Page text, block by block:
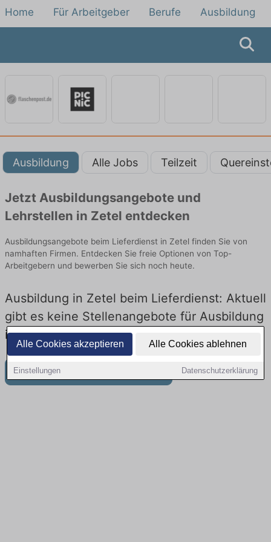
Alle Cookies akzeptieren Alle Cookies ablehnen
Einstellungen Datenschutzerklärung
Home Für Arbeitgeber Berufe Ausbildung
Ausbildung Alle Jobs Teilzeit
Jetzt Ausbildungsangebote und
Lehrstellen in Zetel entdecken
Ausbildungsangebote beim Lieferdienst in Zetel finden Sie von
namhaften Firmen. Entdecken Sie freie Optionen von Top-
Arbeitgebern und bewerben Sie sich noch heute.
Ausbildung in Zetel beim Lieferdienst: Aktuell
gibt es keine Stellenangebote für Ausbildung
in Zetel
Weitere Jobangebote in Zetel